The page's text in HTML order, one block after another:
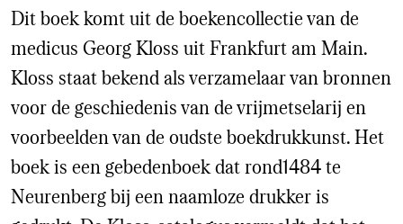
Dit boek komt uit de boekencollectie van de
medicus Georg Kloss uit Frankfurt am Main.
Kloss staat bekend als verzamelaar van bronnen
voor de geschiedenis van de vrijmetselarij en
voorbeelden van de oudste boekdrukkunst. Het
boek is een gebedenboek dat rond1484 te
Neurenberg bij een naamloze drukker is